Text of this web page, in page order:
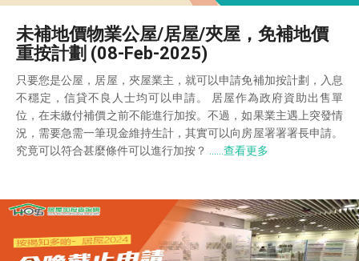
未補地價物業公屋/居屋/夾屋，免補地價
重按計劃 (08-Feb-2025)
只要您是公屋，居屋，夾屋業主，就可以申請免補加按計劃，入息
不穩定，信貸不良人士均可以申請。 居屋作為政府資助出售單
位，在未繳付補價之前不能進行加按。不過，如果業主遇上突發情
況，需要急需一筆現金維持生計，其實可以向房屋署署署長申請。
究竟可以符合甚麼條件可以進行加按？ ……查看更多